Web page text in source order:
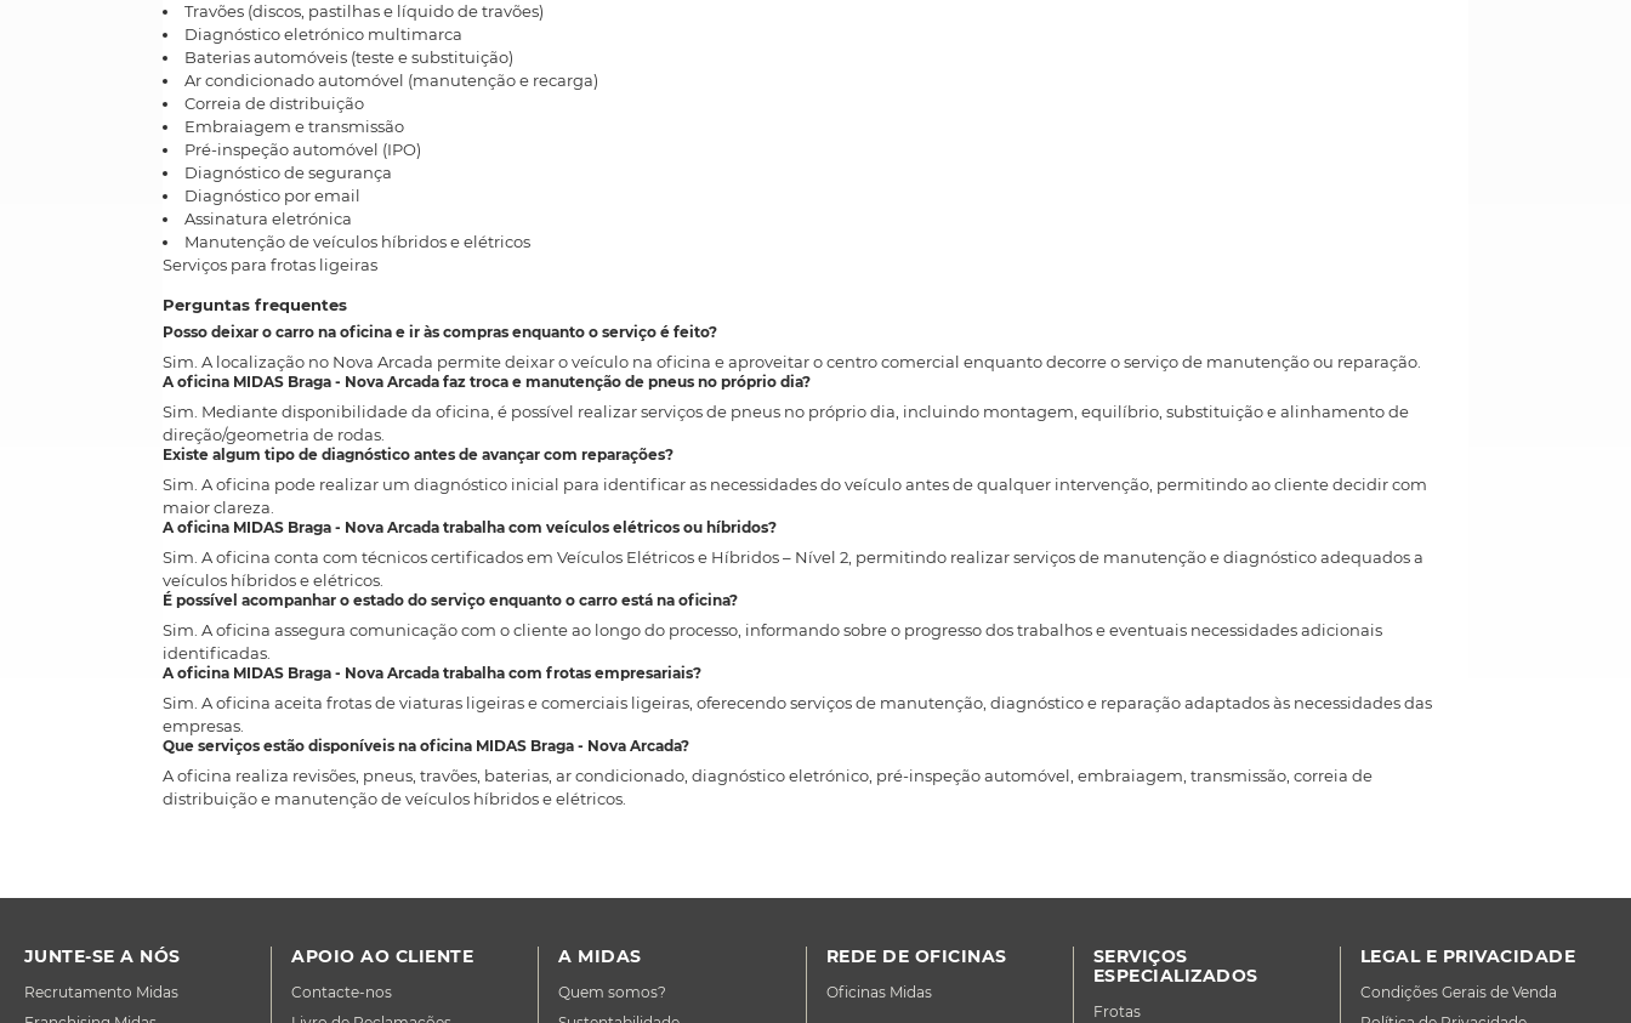
Travões (discos, pastilhas e líquido de travões)
Diagnóstico eletrónico multimarca
Baterias automóveis (teste e substituição)
Ar condicionado automóvel (manutenção e recarga)
Correia de distribuição
Embraiagem e transmissão
Pré-inspeção automóvel (IPO)
Diagnóstico de segurança
Diagnóstico por email
Assinatura eletrónica
Manutenção de veículos híbridos e elétricos
Serviços para frotas ligeiras
Perguntas frequentes
Posso deixar o carro na oficina e ir às compras enquanto o serviço é feito?
Sim. A localização no Nova Arcada permite deixar o veículo na oficina e aproveitar o centro comercial enquanto decorre o serviço de manutenção ou reparação.
A oficina MIDAS Braga - Nova Arcada faz troca e manutenção de pneus no próprio dia?
Sim. Mediante disponibilidade da oficina, é possível realizar serviços de pneus no próprio dia, incluindo montagem, equilíbrio, substituição e alinhamento de
direção/geometria de rodas.
Existe algum tipo de diagnóstico antes de avançar com reparações?
Sim. A oficina pode realizar um diagnóstico inicial para identificar as necessidades do veículo antes de qualquer intervenção, permitindo ao cliente decidir com
maior clareza.
A oficina MIDAS Braga - Nova Arcada trabalha com veículos elétricos ou híbridos?
Sim. A oficina conta com técnicos certificados em Veículos Elétricos e Híbridos – Nível 2, permitindo realizar serviços de manutenção e diagnóstico adequados a
veículos híbridos e elétricos.
É possível acompanhar o estado do serviço enquanto o carro está na oficina?
Sim. A oficina assegura comunicação com o cliente ao longo do processo, informando sobre o progresso dos trabalhos e eventuais necessidades adicionais
identificadas.
A oficina MIDAS Braga - Nova Arcada trabalha com frotas empresariais?
Sim. A oficina aceita frotas de viaturas ligeiras e comerciais ligeiras, oferecendo serviços de manutenção, diagnóstico e reparação adaptados às necessidades das
empresas.
Que serviços estão disponíveis na oficina MIDAS Braga - Nova Arcada?
A oficina realiza revisões, pneus, travões, baterias, ar condicionado, diagnóstico eletrónico, pré-inspeção automóvel, embraiagem, transmissão, correia de
distribuição e manutenção de veículos híbridos e elétricos.
JUNTE-SE A NÓS
Recrutamento Midas
APOIO AO CLIENTE
Contacte-nos
A MIDAS
Quem somos?
REDE DE OFICINAS
Oficinas Midas
SERVIÇOS
ESPECIALIZADOS
Frotas
LEGAL E PRIVACIDADE
Condições Gerais de Venda